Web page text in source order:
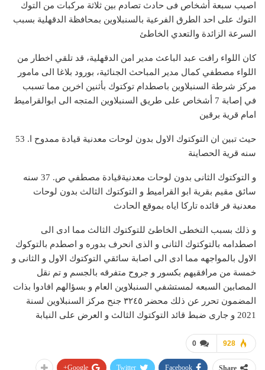
اصيب سبعة أشخاص فى حادث تصادم بين ثلاثة مركبات من التوك
التوك على احد الطرق الفرعية بالسنبلاوين بمحافظة الدقهلية بسبب
السرعة الزائدة والتعدي الخاطئ
كان اللواء رافت عبد الباعث مدير امن الدقهلية، قد تلقي اخطار من
اللواء مصطفي كمال مدير المباحث الجنائية، بورود بلاغا الى مامور
مركز شرطة السنبلاوين باصطدام توكتوك بأثنين اخرين مما تسبب
في إصابة 7 أشخاص على طريق السنبلاوين المتجه الى ابوالقراميط
امام قرية برقين
حيث تبين ان التوكتوك الاول بدون لوحات معدنية قيادة ممدوح ا. 53
سنه قرية الحصاينة
و التوكتوك الثانى بدون لوحات معدنيةقيادة مصطفي ص. 37 سنه
سائق مقيم بقرية ابو القراميط و التوكتوك الثالث بدون لوحات
معدنية فر قائده تاركا اياه بموقع الحادث
و ذلك بسبب التخطى الخاطئ للتوكتوك الثالث مما ادى الى
اصطدامه بالتوكتوك الثانى و الذى انحرف بدوره و اصطدم بالتوكوك
الاول بالمواجهه مما ادى الى اصابة سائقي التوكتوك الاول و الثانى و
خمسة من مرافقيهم بكسور و جروح متفرقه بالجسم و تم نقل
المصابين السبعه لمستشفي السنبلاوين العام و بسؤالهم افادوا بذات
المضمون تحرر عن ذلك محضر ٣٢٤٥ جنح مركز السنبلاوين لسنة
2021 و جارى ضبط قائد التوكتوك الثالث و العرض على النيابة
0 928
Share
Facebook
Twitter
Google+